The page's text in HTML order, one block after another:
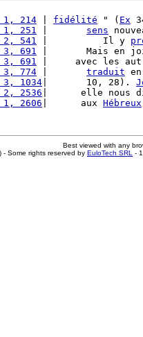
1, 214
fidélité " ( Ex
1, 251
sens
2, 541
|          Il y
3, 691
|       Mais en
3, 691
|     avec les
3, 774
traduit
3, 1034
|       10, 28).
2, 2536
|      elle nous
1, 2606
|      aux Hébreux
Best viewed with any
- Some rights reserved by EuloTech SRL -